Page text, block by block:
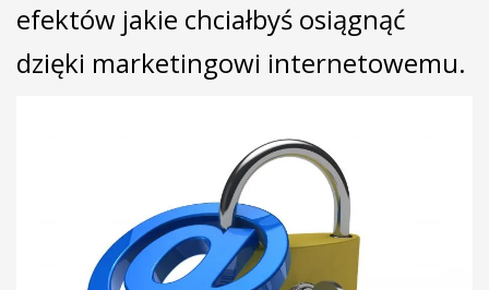
efektów jakie chciałbyś osiągnąć
dzięki marketingowi internetowemu.